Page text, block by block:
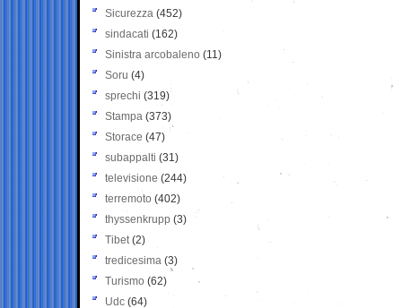
Sicurezza (452)
sindacati (162)
Sinistra arcobaleno (11)
Soru (4)
sprechi (319)
Stampa (373)
Storace (47)
subappalti (31)
televisione(244)
terremoto (402)
thyssenkrupp (3)
Tibet(2)
tredicesima (3)
Turismo (62)
Udc (64)